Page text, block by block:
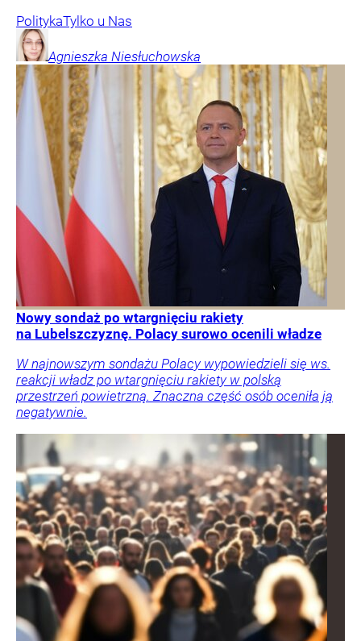
PolitykaTylko u Nas
Agnieszka Niesłuchowska
Nowy sondaż po wtargnięciu rakiety
na Lubelszczyznę. Polacy surowo ocenili władze
W najnowszym sondażu Polacy wypowiedzieli się ws.
reakcji władz po wtargnięciu rakiety w polską
przestrzeń powietrzną. Znaczna część osób oceniła ją
negatywnie.